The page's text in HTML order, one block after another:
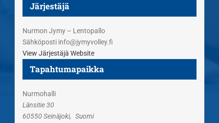
Tapahtumapaikka
Nurmohalli
Länsitie 30
60550 Seinäjoki, Suomi
Järjestäjä
Nurmon Jymy – Lentopallo
Sähköposti info@jymyvolley.fi
View Järjestäjä Website